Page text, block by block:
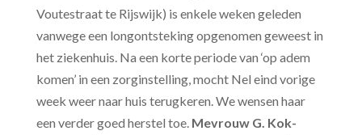
Voutestraat te Rijswijk) is enkele weken geleden
vanwege een longontsteking opgenomen geweest in
het ziekenhuis. Na een korte periode van ‘op adem
komen’ in een zorginstelling, mocht Nel eind vorige
week weer naar huis terugkeren. We wensen haar
een verder goed herstel toe. Mevrouw G. Kok-